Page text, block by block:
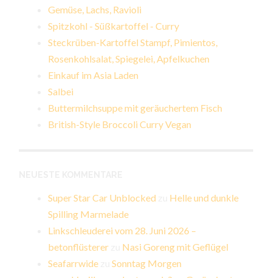
Gemüse, Lachs, Ravioli
Spitzkohl - Süßkartoffel - Curry
Steckrüben-Kartoffel Stampf, Pimientos,
Rosenkohlsalat, Spiegelei, Apfelkuchen
Einkauf im Asia Laden
Salbei
Buttermilchsuppe mit geräuchertem Fisch
British-Style Broccoli Curry Vegan
Super Star Car Unblocked
Helle und dunkle
Spilling Marmelade
Linkschleuderei vom 28. Juni 2026 –
betonflüsterer
Nasi Goreng mit Geflügel
Seafarrwide zuSonntag Morgen